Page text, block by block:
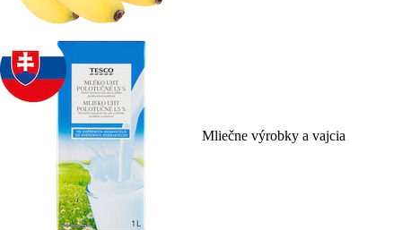
Mliečne výrobky a vajcia